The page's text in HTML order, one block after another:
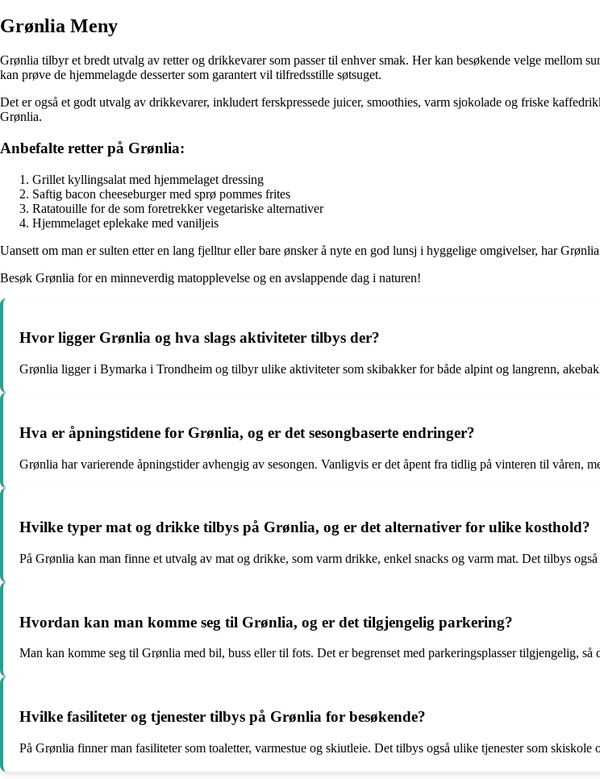
Grønlia Meny
Grønlia tilbyr et bredt utvalg av retter og drikkevarer som passer til enhver smak. Her kan besøkende velge mellom
kan prøve de hjemmelagde desserter som garantert vil tilfredsstille søtsuget.
Det er også et godt utvalg av drikkevarer, inkludert ferskpressede juicer, smoothies, varm sjokolade og friske
Grønlia.
Anbefalte retter på Grønlia:
Grillet kyllingsalat med hjemmelaget dressing
Saftig bacon cheeseburger med sprø pommes frites
Ratatouille for de som foretrekker vegetariske alternativer
Hjemmelaget eplekake med vaniljeis
Uansett om man er sulten etter en lang fjelltur eller bare ønsker å nyte en god lunsj i hyggelige omgivelser, har
Besøk Grønlia for en minneverdig matopplevelse og en avslappende dag i naturen!
Hvor ligger Grønlia og hva slags aktiviteter tilbys der?
Grønlia ligger i Bymarka i Trondheim og tilbyr ulike aktiviteter som skibakker for både alpint og langrenn,
Hva er åpningstidene for Grønlia, og er det sesongbaserte endringer?
Grønlia har varierende åpningstider avhengig av sesongen. Vanligvis er det åpent fra tidlig på vinteren til våren,
Hvilke typer mat og drikke tilbys på Grønlia, og er det alternativer for ulike kosthold?
På Grønlia kan man finne et utvalg av mat og drikke, som varm drikke, enkel snacks og varm mat. Det tilbys
Hvordan kan man komme seg til Grønlia, og er det tilgjengelig parkering?
Man kan komme seg til Grønlia med bil, buss eller til fots. Det er begrenset med parkeringsplasser tilgjengelig,
Hvilke fasiliteter og tjenester tilbys på Grønlia for besøkende?
På Grønlia finner man fasiliteter som toaletter, varmestue og skiutleie. Det tilbys også ulike tjenester som skiskole